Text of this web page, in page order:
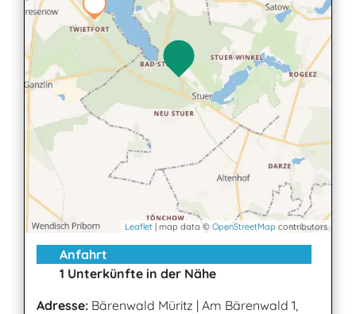
Leaflet | map data © OpenStreetMap contributors
Anfahrt
1 Unterkünfte in der Nähe
Adresse: Bärenwald Müritz | Am Bärenwald 1,